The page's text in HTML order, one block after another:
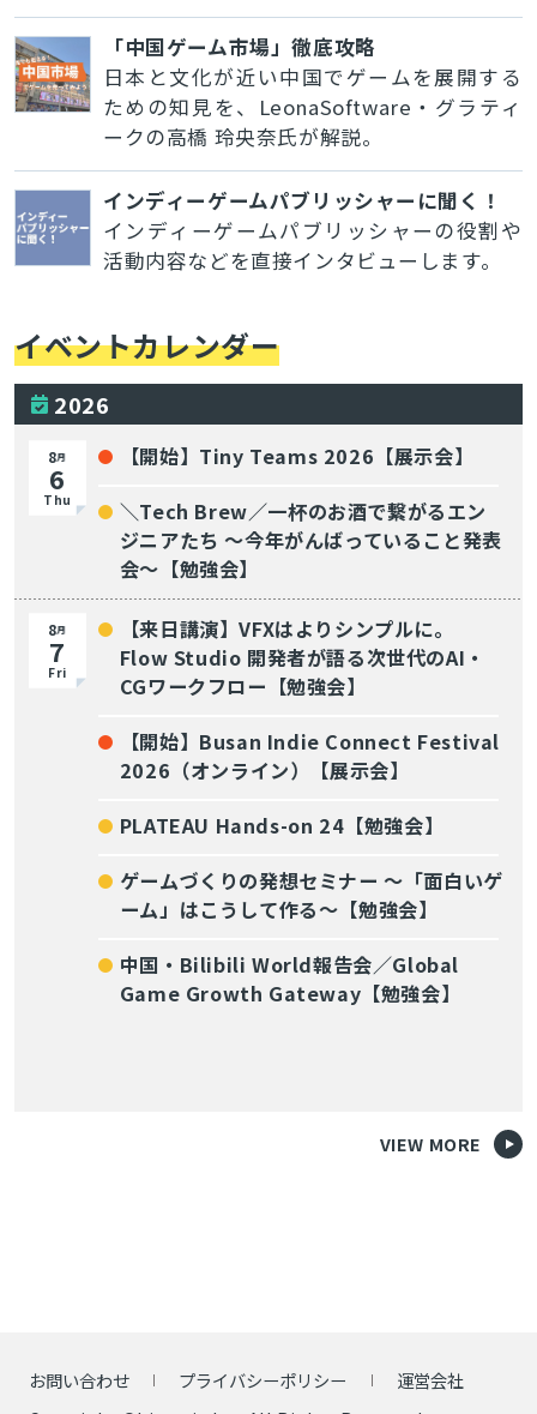
「中国ゲーム市場」徹底攻略
日本と文化が近い中国でゲームを展開する
ための知見を、LeonaSoftware・グラティ
ークの高橋 玲央奈氏が解説。
インディーゲームパブリッシャーに聞く！
インディーゲームパブリッシャーの役割や
活動内容などを直接インタビューします。
イベントカレンダー
2026
8月
6
Thu
【開始】Tiny Teams 2026【展示会】
＼Tech Brew／一杯のお酒で繋がるエン
ジニアたち 〜今年がんばっていること発表
会〜【勉強会】
8月
7
Fri
【来日講演】VFXはよりシンプルに。
Flow Studio 開発者が語る次世代のAI・
CGワークフロー【勉強会】
【開始】Busan Indie Connect Festival
2026（オンライン）【展示会】
PLATEAU Hands-on 24【勉強会】
ゲームづくりの発想セミナー ～「面白いゲ
ーム」はこうして作る～【勉強会】
中国・Bilibili World報告会／Global
Game Growth Gateway【勉強会】
VIEW MORE
お問い合わせ プライバシーポリシー
運営会社